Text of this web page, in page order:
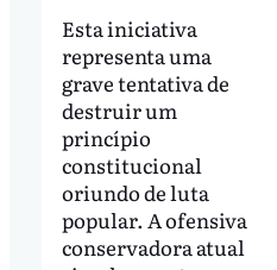
Esta iniciativa
representa uma
grave tentativa de
destruir um
princípio
constitucional
oriundo de luta
popular. A ofensiva
conservadora atual